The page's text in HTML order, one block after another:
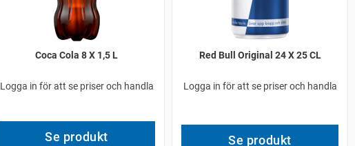
Coca Cola 8 X 1,5 L
Logga in för att se priser och handla
Se produkt
Red Bull Original 24 X 25 CL
Logga in för att se priser och handla
Se produkt